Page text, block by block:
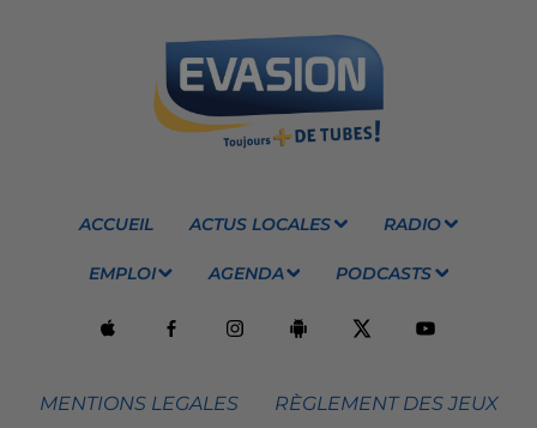
ACCUEIL ACTUS LOCALES RADIO
EMPLOI AGENDA PODCASTS
MENTIONS LEGALES RÈGLEMENT DES JEUX